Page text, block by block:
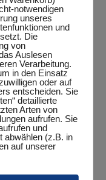
notwendigen
unseres
und
Die
von
Auslesen
Verarbeitung.
in den Einsatz
oder auf
entscheiden. Sie
detaillierte
Arten von
aufrufen. Sie
und
abwählen (z.B. in
auf unserer